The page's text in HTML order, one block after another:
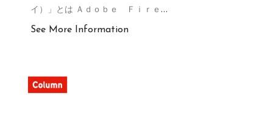
イ）」とは Ａｄｏｂｅ Ｆｉｒｅ …
See More Information